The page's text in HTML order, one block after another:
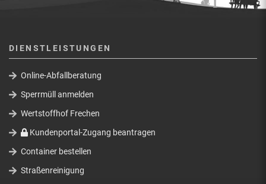
DIENSTLEISTUNGEN
Online-Abfallberatung
Sperrmüll anmelden
Wertstoffhof Frechen
Kundenportal-Zugang beantragen
Container bestellen
Straßenreinigung